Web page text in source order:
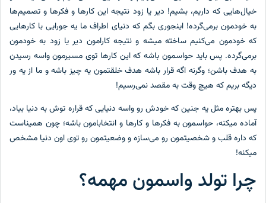
خیال‌هایی که داریم، بشیم! دیر یا زود نتیجه این کارها و فکرها و تصمیم‌ها
به خودمون برمی‌گرده! اینجوری بگم که دنیای اطراف ما یه جورایی با کارهایی
که خودمون می‌کنیم ساخته میشه و نتیجه کارامون دیر یا زود به خودمون
برمی‌گرده. پس باید حواسمون باشه که این کارها توی مسیرمون واسه رسیدن
به هدف باشن؛ وگرنه اگه قرار باشه هدف خلقتمون یه چیز باشه و ما از یه ور
دیگه بریم که هیچ وقت به مقصد نمی‌رسیم!
پس بهتره مثل یه جنین که خودش رو واسه دنیایی که قراره توش به دنیا بیاد،
آماده میکنه، حواسمون به فکرها و کارها و انتخابامون باشه؛ چون همیناست
که داره قلب و شخصیتمون رو می‌سازه و وضعیتمون رو توی اون دنیا مشخص
میکنه!
چرا تولد واسمون مهمه؟